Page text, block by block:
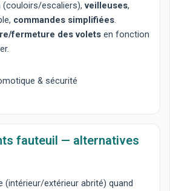
(couloirs/escaliers),veilleuses,
commandes simplifiées.
fermeture des volets en fonction
& sécurité
fauteuil — alternatives
(intérieur/extérieur abrité) quand